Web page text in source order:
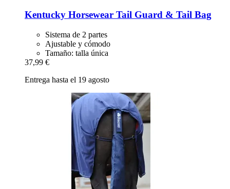
Kentucky Horsewear Tail Guard & Tail Bag
Sistema de 2 partes
Ajustable y cómodo
Tamaño: talla única
37,99 €
Entrega hasta el 19 agosto